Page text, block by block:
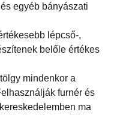
egyéb bányászati
lépcső-,
belőle értékes
mindenkor a
furnér és
ma